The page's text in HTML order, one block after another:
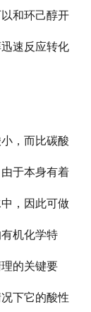
和环己醇开
速反应转化
，而比碳酸
于本身有着
，因此可做
机化学特
的关键要
下它的酸性